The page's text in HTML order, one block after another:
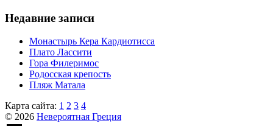
Недавние записи
Монастырь Кера Кардиотисса
Плато Лассити
Гора Филеримос
Родосская крепость
Пляж Матала
Карта сайта: 1 2 3 4
© 2026 Невероятная Греция